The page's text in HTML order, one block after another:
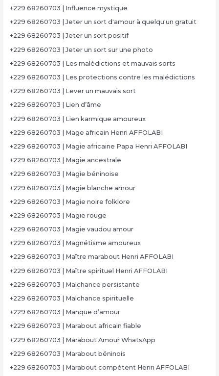
+229 68260703 | Influence mystique
+229 68260703 | Jeter un sort d'amour à quelqu'un gratuit
+229 68260703 | Jeter un sort positif
+229 68260703 | Jeter un sort sur une photo
+229 68260703 | Les malédictions et mauvais sorts
+229 68260703 | Les protections contre les malédictions
+229 68260703 | Lever un mauvais sort
+229 68260703 | Lien d’âme
+229 68260703 | Lien karmique amoureux
+229 68260703 | Mage africain Henri AFFOLABI
+229 68260703 | Magie africaine Papa Henri AFFOLABI
+229 68260703 | Magie ancestrale
+229 68260703 | Magie béninoise
+229 68260703 | Magie blanche amour
+229 68260703 | Magie noire folklore
+229 68260703 | Magie rouge
+229 68260703 | Magie vaudou amour
+229 68260703 | Magnétisme amoureux
+229 68260703 | Maître marabout Henri AFFOLABI
+229 68260703 | Maître spirituel Henri AFFOLABI
+229 68260703 | Malchance persistante
+229 68260703 | Malchance spirituelle
+229 68260703 | Manque d’amour
+229 68260703 | Marabout africain fiable
+229 68260703 | Marabout Amour WhatsApp
+229 68260703 | Marabout béninois
+229 68260703 | Marabout compétent Henri AFFOLABI